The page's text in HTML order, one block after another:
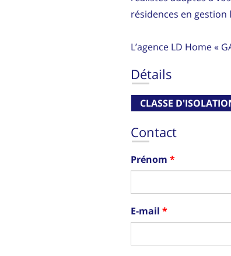
résidences en gestion
L’agence LD Home «
Détails
CLASSE
Contact
Prénom
E-mail